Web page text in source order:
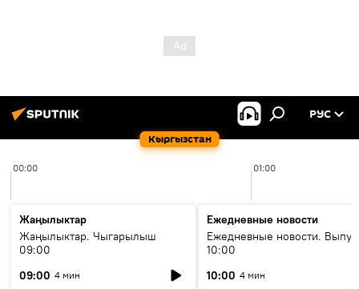
Кыргызстан
РУС
00:00 01:00
Жаңылыктар
Жаңылыктар. Чыгарылыш
09:00
09:00 4 мин
Ежедневные новости
Ежедневные новости.
10:00
10:00 4 мин